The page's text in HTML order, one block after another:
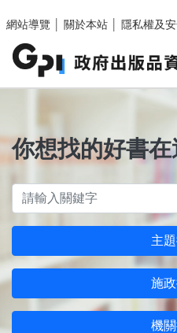
網站導覽
關於本站 隱私權及
你想找的好書在
主
施
機